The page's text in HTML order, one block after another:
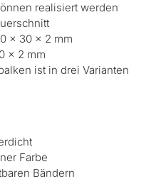
realisiert werden
x 30 x 2 mm
x 2 mm
ist in drei Varianten
Farbe
Bändern